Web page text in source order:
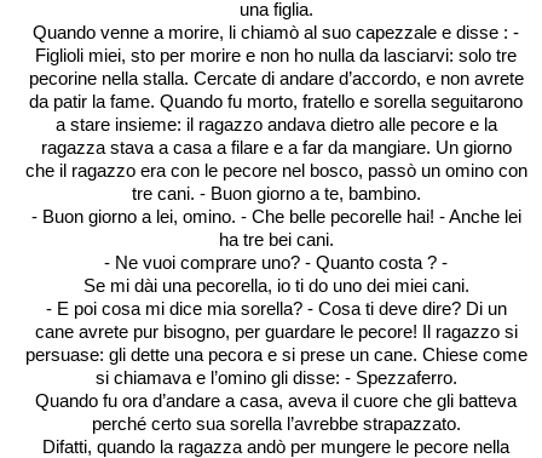
una figlia.
Quando venne a morire, li chiamò al suo capezzale e disse : -
Figlioli miei, sto per morire e non ho nulla da lasciarvi: solo tre
pecorine nella stalla. Cercate di andare d’accordo, e non avrete
da patir la fame. Quando fu morto, fratello e sorella seguitarono
a stare insieme: il ragazzo andava dietro alle pecore e la
ragazza stava a casa a filare e a far da mangiare. Un giorno
che il ragazzo era con le pecore nel bosco, passò un omino con
tre cani. - Buon giorno a te, bambino.
- Buon giorno a lei, omino. - Che belle pecorelle hai! - Anche lei
ha tre bei cani.
- Ne vuoi comprare uno? - Quanto costa ? -
Se mi dài una pecorella, io ti do uno dei miei cani.
- E poi cosa mi dice mia sorella? - Cosa ti deve dire? Di un
cane avrete pur bisogno, per guardare le pecore! Il ragazzo si
persuase: gli dette una pecora e si prese un cane. Chiese come
si chiamava e l’omino gli disse: - Spezzaferro.
Quando fu ora d’andare a casa, aveva il cuore che gli batteva
perché certo sua sorella l’avrebbe strapazzato.
Difatti, quando la ragazza andò per mungere le pecore nella